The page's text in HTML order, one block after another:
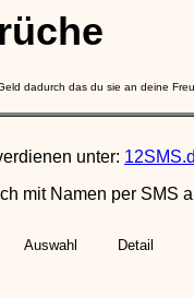
dadurch das du sie an deine
unter:
mit Namen per SMS
Auswahl Detail